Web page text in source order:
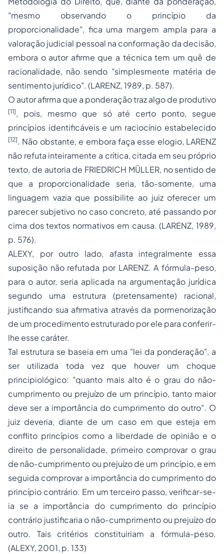
"mesmo observando o princípio da
proporcionalidade", fica uma margem ampla para a
valoração judicial pessoal na conformação da decisão,
embora o autor afirme que a técnica tem um quê de
racionalidade, não sendo "simplesmente matéria de
sentimento jurídico". (LARENZ, 1989, p. 587).
O autor afirma que a ponderação traz algo de produtivo
[11], pois, mesmo que só até certo ponto, segue
princípios identificáveis e um raciocínio estabelecido
[12]. Não obstante, e embora faça esse elogio, LARENZ
não refuta inteiramente a crítica, citada em seu próprio
texto, de autoria de FRIEDRICH MÜLLER, no sentido de
que a proporcionalidade seria, tão-somente, uma
linguagem vazia que possibilite ao juiz oferecer um
parecer subjetivo no caso concreto, até passando por
cima dos textos normativos em causa. (LARENZ, 1989,
p. 576).
ALEXY, por outro lado, afasta integralmente essa
suposição não refutada por LARENZ. A fórmula-peso,
para o autor, seria aplicada na argumentação jurídica
segundo uma estrutura (pretensamente) racional,
justificando sua afirmativa através da pormenorização
de um procedimento estruturado por ele para conferir-
lhe esse caráter.
Tal estrutura se baseia em uma "lei da ponderação", a
ser utilizada toda vez que houver um choque
principiológico: "quanto mais alto é o grau do não-
cumprimento ou prejuízo de um princípio, tanto maior
deve ser a importância do cumprimento do outro". O
juiz deveria, diante de um caso em que esteja em
conflito princípios como a liberdade de opinião e o
direito de personalidade, primeiro comprovar o grau
de não-cumprimento ou prejuízo de um princípio, e em
seguida comprovar a importância do cumprimento do
princípio contrário. Em um terceiro passo, verificar-se-
ia se a importância do cumprimento do princípio
contrário justificaria o não-cumprimento ou prejuízo do
outro. Tais critérios constituiriam a fórmula-peso.
(ALEXY, 2001, p. 133)